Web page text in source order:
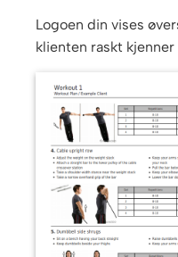
Logoen din vises
klienten raskt